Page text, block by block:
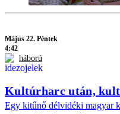
Május 22. Péntek
4:42
háború
Kultúrharc után,
Egy kitűnő délvidéki magyar